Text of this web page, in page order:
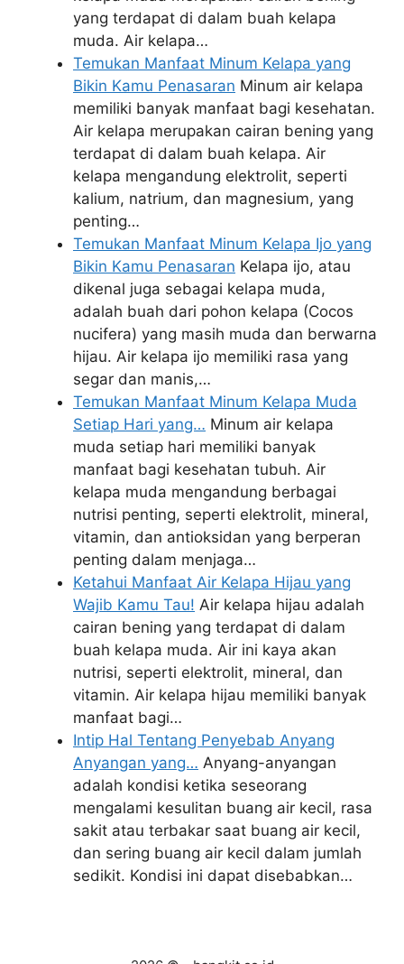
yang terdapat di dalam buah kelapa
muda. Air kelapa…
Temukan Manfaat Minum Kelapa yang
Bikin Kamu Penasaran Minum air kelapa
memiliki banyak manfaat bagi kesehatan.
Air kelapa merupakan cairan bening yang
terdapat di dalam buah kelapa. Air
kelapa mengandung elektrolit, seperti
kalium, natrium, dan magnesium, yang
penting…
Temukan Manfaat Minum Kelapa Ijo yang
Bikin Kamu Penasaran Kelapa ijo, atau
dikenal juga sebagai kelapa muda,
adalah buah dari pohon kelapa (Cocos
nucifera) yang masih muda dan berwarna
hijau. Air kelapa ijo memiliki rasa yang
segar dan manis,…
Temukan Manfaat Minum Kelapa Muda
Setiap Hari yang… Minum air kelapa
muda setiap hari memiliki banyak
manfaat bagi kesehatan tubuh. Air
kelapa muda mengandung berbagai
nutrisi penting, seperti elektrolit, mineral,
vitamin, dan antioksidan yang berperan
penting dalam menjaga…
Ketahui Manfaat Air Kelapa Hijau yang
Wajib Kamu Tau! Air kelapa hijau adalah
cairan bening yang terdapat di dalam
buah kelapa muda. Air ini kaya akan
nutrisi, seperti elektrolit, mineral, dan
vitamin. Air kelapa hijau memiliki banyak
manfaat bagi…
Intip Hal Tentang Penyebab Anyang
Anyangan yang… Anyang-anyangan
adalah kondisi ketika seseorang
mengalami kesulitan buang air kecil, rasa
sakit atau terbakar saat buang air kecil,
dan sering buang air kecil dalam jumlah
sedikit. Kondisi ini dapat disebabkan…